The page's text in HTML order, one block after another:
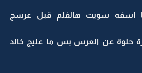
اسفه سويت هالفلم قبل عرسج
حلوة عن العرس بس ما عليج خالد